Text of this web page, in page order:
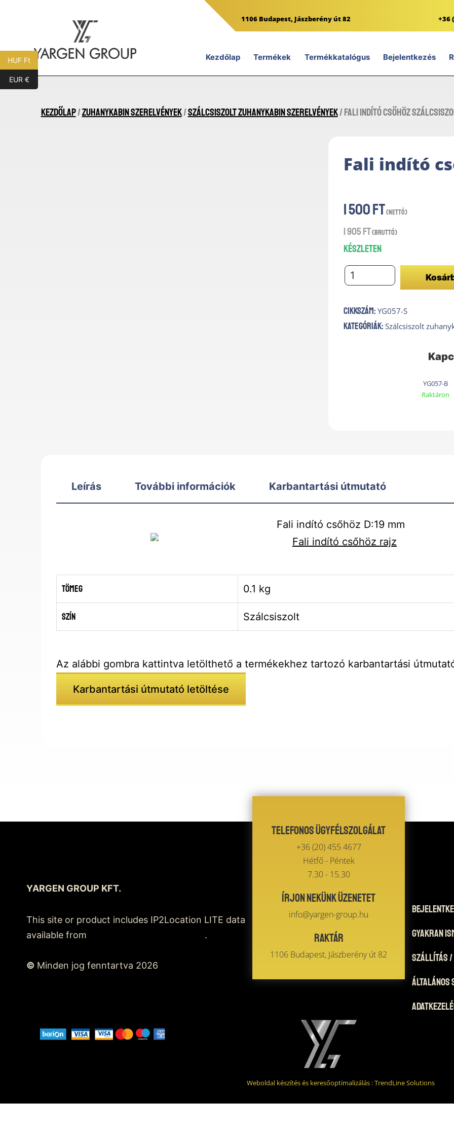
1106 Budapest, Jászberény út 82 +36
Kezdőlap Termékek Termékkatalógus Bejelentkezés
Kezdőlap/Zuhanykabin szerelvények/Szálcsiszolt zuhanykabin szerelvények/ Fali indító csőhöz
Fali indító
1 500Ft(nettó)
1 905Ft(bruttó)
Készleten
Fali
indító
Cikkszám:YG057-S
Kategóriák:Szálcsiszolt
YG057-B
Raktáron
Leírás További információk Karbantartási útmutató
Fali indító csőhöz D:19 mm
Tömeg 0.1 kg
Szín Szálcsiszolt
Az alábbi gombra kattintva letölthető a termékekhez tartozó karbantartási
Karbantartási útmutató letöltése
YARGEN GROUP KFT.
This site or product includes IP2Location LITE data
available from
.
© Minden jog fenntartva 2026
Telefonos ügyfélszolgálat
+36 (20) 455 4677
Hétfő - Péntek
7.30 - 15.30
Írjon nekünk üzenetet
info@yargen-group.hu
Raktár
1106 Budapest, Jászberény út 82
Gyakran
Szállítás /
Általános
Weboldal készítés és keresőoptimalizálás :TrendLine Solutions
HUF Ft
EUR €